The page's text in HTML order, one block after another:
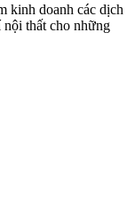
kinh doanh các dịch
thất cho những